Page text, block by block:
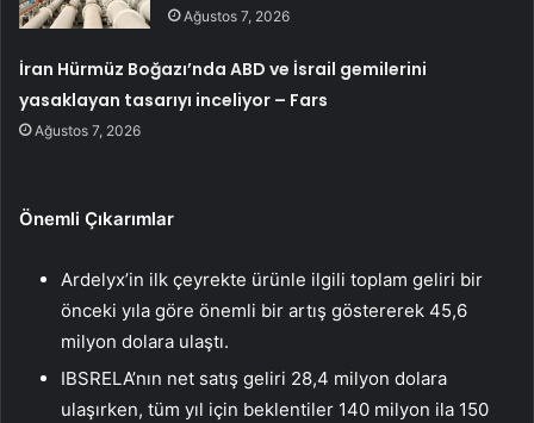
Ağustos 7, 2026
İran Hürmüz Boğazı’nda ABD ve İsrail gemilerini
yasaklayan tasarıyı inceliyor – Fars
Ağustos 7, 2026
Önemli Çıkarımlar
Ardelyx’in ilk çeyrekte ürünle ilgili toplam geliri bir
önceki yıla göre önemli bir artış göstererek 45,6
milyon dolara ulaştı.
IBSRELA’nın net satış geliri 28,4 milyon dolara
ulaşırken, tüm yıl için beklentiler 140 milyon ila 150